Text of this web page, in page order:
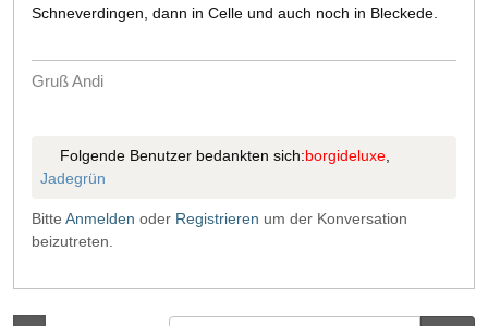
Schneverdingen, dann in Celle und auch noch in Bleckede.
Gruß Andi
Folgende Benutzer bedankten sich:borgideluxe,
Jadegrün
Bitte Anmelden oder Registrieren um der Konversation
beizutreten.